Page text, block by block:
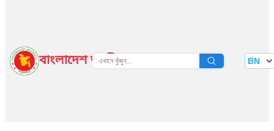
বাংলাদেশ জাতীয় তথ্য বাতায়ন BN